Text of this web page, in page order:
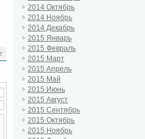
2014 Октябрь
2014 Ноябрь
2014 Декабрь
2015 Январь
2015 Февраль
2015 Март
2015 Апрель
2015 Май
2015 Июнь
2015 Август
2015 Сентябрь
2015 Октябрь
2015 Ноябрь